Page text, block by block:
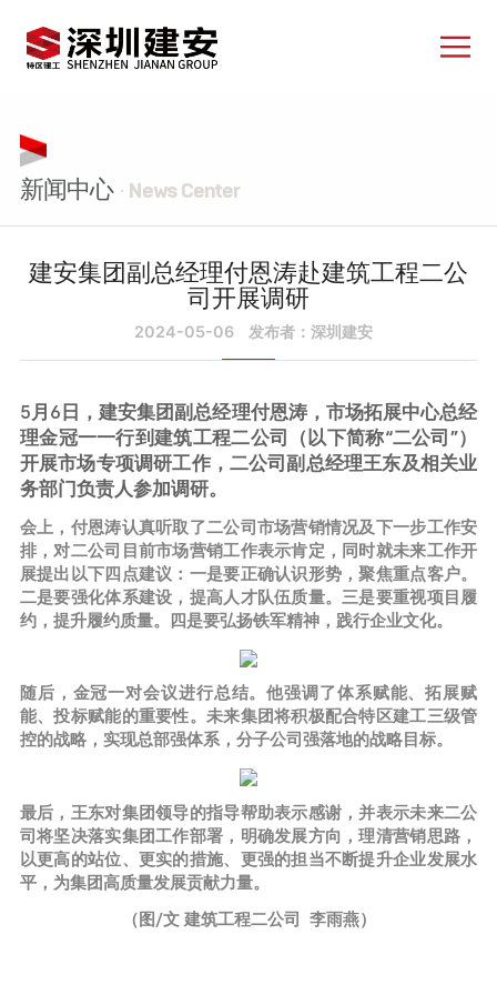
新闻中心 · News Center
建安集团副总经理付恩涛赴建筑工程二公
司开展调研
2024-05-06 发布者：深圳建安
5月6日，建安集团副总经理付恩涛，市场拓展中心总经
理金冠一一行到建筑工程二公司（以下简称“二公司”）
开展市场专项调研工作，二公司副总经理王东及相关业
务部门负责人参加调研。
会上，付恩涛认真听取了二公司市场营销情况及下一步工作安
排，对二公司目前市场营销工作表示肯定，同时就未来工作开
展提出以下四点建议：一是要正确认识形势，聚焦重点客户。
二是要强化体系建设，提高人才队伍质量。三是要重视项目履
约，提升履约质量。四是要弘扬铁军精神，践行企业文化。
随后，金冠一对会议进行总结。他强调了体系赋能、拓展赋
能、投标赋能的重要性。未来集团将积极配合特区建工三级管
控的战略，实现总部强体系，分子公司强落地的战略目标。
最后，王东对集团领导的指导帮助表示感谢，并表示未来二公
司将坚决落实集团工作部署，明确发展方向，理清营销思路，
以更高的站位、更实的措施、更强的担当不断提升企业发展水
平，为集团高质量发展贡献力量。
（图/文 建筑工程二公司 李雨燕）